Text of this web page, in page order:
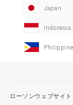
Japan
Indonesia
ローソンウェブサイト